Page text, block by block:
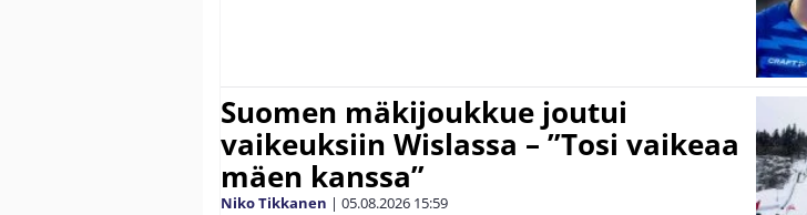
Suomen mäkijoukkue joutui
vaikeuksiin Wislassa – ”Tosi vaikeaa
mäen kanssa”
Niko Tikkanen | 05.08.2026 15:59